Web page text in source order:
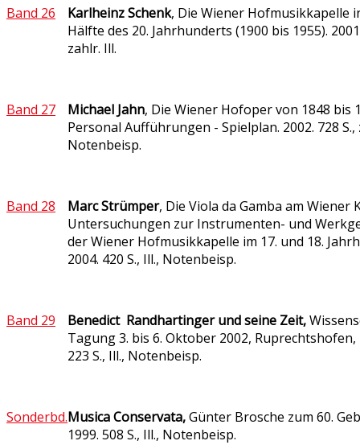
Band 26 Karlheinz Schenk, Die Wiener Hofmusikkapelle
Hälfte des 20. Jahrhunderts (1900 bis 1955).
zahlr. Ill.
Band 27 Michael Jahn, Die Wiener Hofoper von 1848 bis
Personal Aufführungen - Spielplan. 2002. 728 S.,
Notenbeisp.
Band 28 Marc Strümper, Die Viola da Gamba am Wiener
Untersuchungen zur Instrumenten- und
der Wiener Hofmusikkapelle im 17. und 18.
2004. 420 S., Ill., Notenbeisp.
Band 29 Benedict Randhartinger und seine Zeit,
Tagung 3. bis 6. Oktober 2002, Ruprechtshofen,
223 S., Ill., Notenbeisp.
Sonderbd.Musica Conservata,Günter Brosche zum 60.
1999. 508 S., Ill., Notenbeisp.